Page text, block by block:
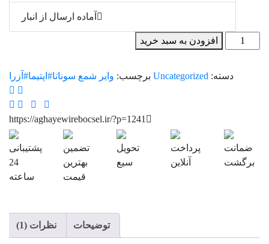
آماده ارسال از انبار
سر
افزودن به سبد خرید
دسته: Uncategorized برچسب: وایر شمع سوناتا#اپتیما#آزرا
https://aghayewirebocsel.ir/?p=1241
ضمانت
برگشت
پرداخت
آنلاین
تحویل
سیع
تضمین
بهترین
قیمت
پشتیبانی
24
ساعته
توضیحات نظرات (1)